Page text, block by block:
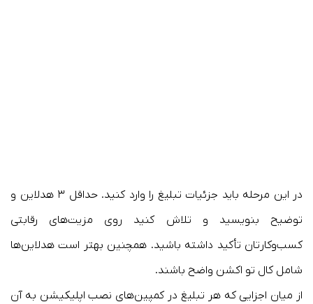
در این مرحله باید جزئیات تبلیغ را وارد کنید. حداقل ۳ هدلاین و
توضیح بنویسید و تلاش کنید روی مزیت‌های رقابتی
کسب‌وکارتان تأکید داشته باشید. همچنین بهتر است هدلاین‌ها
شامل کال تو اکشن واضح باشند.
از میان اجزایی که هر تبلیغ در کمپین‌های نصب اپلیکیشن به آن